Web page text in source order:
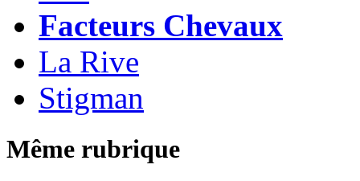
Facteurs Chevaux
La Rive
Stigman
Même rubrique